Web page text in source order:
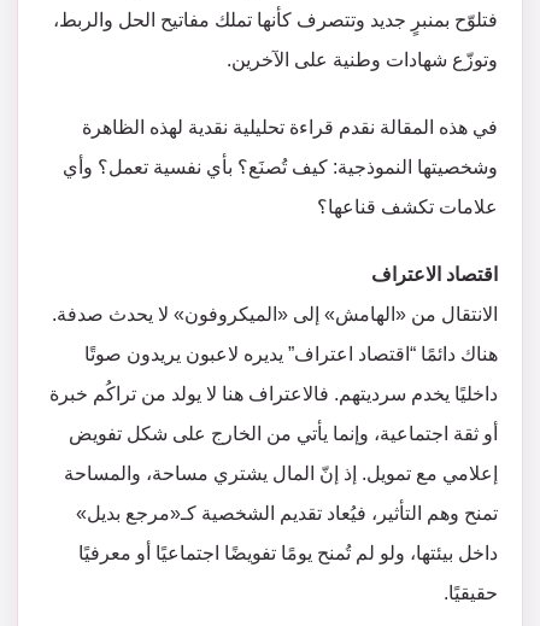
فتلوّح بمنبرٍ جديد وتتصرف كأنها تملك مفاتيح الحل والربط،
وتوزّع شهادات وطنية على الآخرين.
في هذه المقالة نقدم قراءة تحليلية نقدية لهذه الظاهرة
وشخصيتها النموذجية: كيف تُصنَع؟ بأي نفسية تعمل؟ وأي
علامات تكشف قناعها؟
اقتصاد الاعتراف
الانتقال من «الهامش» إلى «الميكروفون» لا يحدث صدفة.
هناك دائمًا “اقتصاد اعتراف” يديره لاعبون يريدون صوتًا
داخليًا يخدم سرديتهم. فالاعتراف هنا لا يولد من تراكُم خبرة
أو ثقة اجتماعية، وإنما يأتي من الخارج على شكل تفويض
إعلامي مع تمويل. إذ إنّ المال يشتري مساحة، والمساحة
تمنح وهم التأثير، فيُعاد تقديم الشخصية كـ«مرجع بديل»
داخل بيئتها، ولو لم تُمنح يومًا تفويضًا اجتماعيًا أو معرفيًا
حقيقيًا.